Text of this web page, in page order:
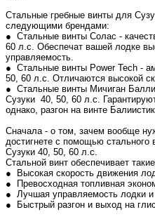
Стальные гребные винты для
следующими брендами:
● Стальные винты Солас -
60 л.с. Обеспечат вашей лодке
управляемость.
● Стальные винты Power Tech -
50, 60 л.с. Отличаются высокой
● Стальные винты Мичиган
Сузуки 40, 50, 60 л.с.
однако, разгон на винте
Сначала - о том, зачем вообще
достигнете с помощью стального
Сузуки 40, 50, 60 л.с.
Стальной винт обеспечивает
● Высокая скорость движения
● Превосходная топливная
● Лучшая управляемость лодки и
● Быстрый разгон и выход на